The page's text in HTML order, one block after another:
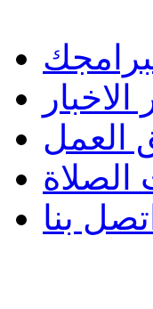
الاخبار
العمل
الصلاة
اتصل بنا